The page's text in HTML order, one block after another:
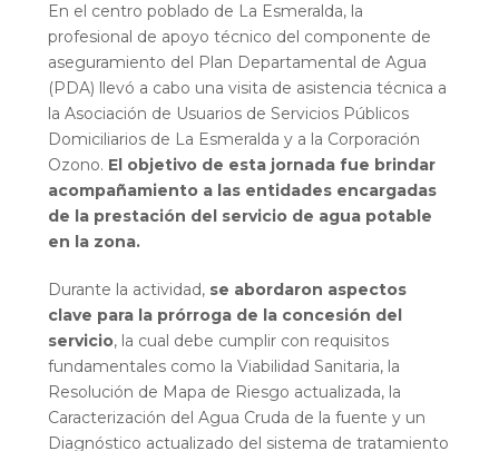
En el centro poblado de La Esmeralda, la
profesional de apoyo técnico del componente de
aseguramiento del Plan Departamental de Agua
(PDA) llevó a cabo una visita de asistencia técnica a
la Asociación de Usuarios de Servicios Públicos
Domiciliarios de La Esmeralda y a la Corporación
Ozono. El objetivo de esta jornada fue brindar
acompañamiento a las entidades encargadas
de la prestación del servicio de agua potable
en la zona.
Durante la actividad, se abordaron aspectos
clave para la prórroga de la concesión del
servicio, la cual debe cumplir con requisitos
fundamentales como la Viabilidad Sanitaria, la
Resolución de Mapa de Riesgo actualizada, la
Caracterización del Agua Cruda de la fuente y un
Diagnóstico actualizado del sistema de tratamiento